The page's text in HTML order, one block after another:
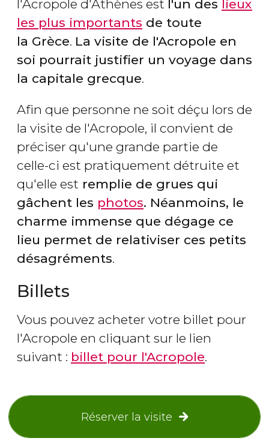
l'Acropole d'Athènes est l'un des lieux
les plus importants de toute
la Grèce. La visite de l'Acropole en
soi pourrait justifier un voyage dans
la capitale grecque.
Afin que personne ne soit déçu lors de
la visite de l'Acropole, il convient de
préciser qu'une grande partie de
celle-ci est pratiquement détruite et
qu'elle est remplie de grues qui
gâchent les photos. Néanmoins, le
charme immense que dégage ce
lieu permet de relativiser ces petits
désagréments.
Billets
Vous pouvez acheter votre billet pour
l'Acropole en cliquant sur le lien
suivant : billet pour l'Acropole.
Réserver la visite